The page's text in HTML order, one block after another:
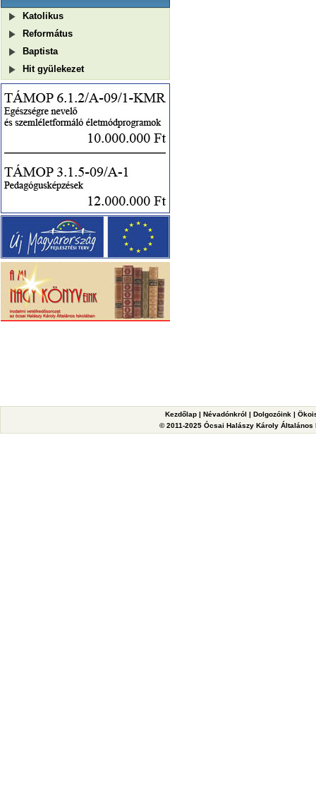
Katolikus
Református
Baptista
Hit gyülekezet
Kezdőlap | Névadónkról | Dolgozóink |
© 2011-2025 Ócsai Halászy Károly